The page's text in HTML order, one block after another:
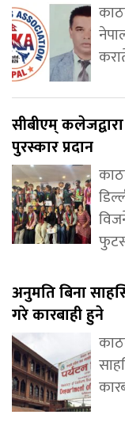
सीबीएम्
पुरस्कार प्रदान
अनुमति बिना
गरे कारबाही हुने